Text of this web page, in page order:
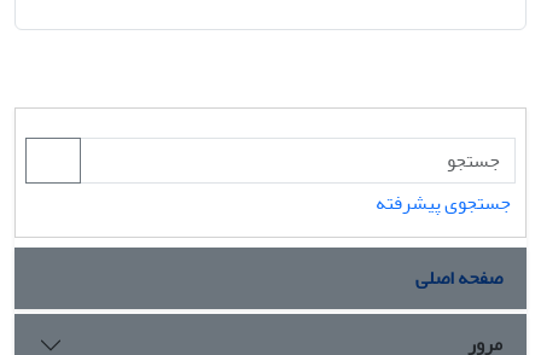
جستجوی پیشرفته
صفحه اصلی
مرور